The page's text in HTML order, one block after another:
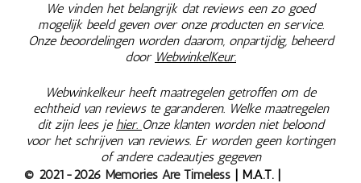
We vinden het belangrijk dat reviews een zo goed
mogelijk beeld geven over onze producten en service.
Onze beoordelingen worden daarom, onpartijdig, beheerd
door WebwinkelKeur.
Webwinkelkeur heeft maatregelen getroffen om de
echtheid van reviews te garanderen. Welke maatregelen
dit zijn lees je hier. Onze klanten worden niet beloond
voor het schrijven van reviews. Er worden geen kortingen
of andere cadeautjes gegeven
© 2021-2026 Memories Are Timeless | M.A.T. |